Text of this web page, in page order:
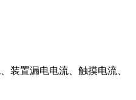
装置漏电电流、触摸电流、